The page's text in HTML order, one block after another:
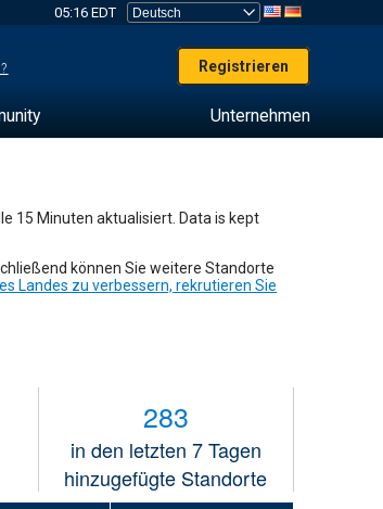
05:16 EDT
Registrieren
Unternehmen
15 Minuten aktualisiert. Data is kept
können Sie weitere Standorte
Landes zu verbessern, rekrutieren Sie
283
in den letzten 7 Tagen
hinzugefügte Standorte